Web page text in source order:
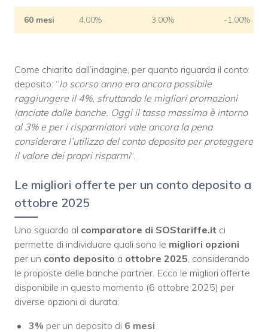
60 mesi 4,00% 3,00% -1,00%
Come chiarito dall’indagine, per quanto riguarda il conto
deposito: “lo scorso anno era ancora possibile
raggiungere il 4%, sfruttando le migliori promozioni
lanciate dalle banche. Oggi il tasso massimo è intorno
al 3% e per i risparmiatori vale ancora la pena
considerare l’utilizzo del conto deposito per proteggere
il valore dei propri risparmi“.
Le migliori offerte per un conto deposito a
ottobre 2025
Uno sguardo al comparatore di SOStariffe.it ci
permette di individuare quali sono le migliori opzioni
per un conto deposito a ottobre 2025 , considerando
le proposte delle banche partner. Ecco le migliori offerte
disponibile in questo momento (6 ottobre 2025) per
diverse opzioni di durata:
3% per un deposito di 6 mesi